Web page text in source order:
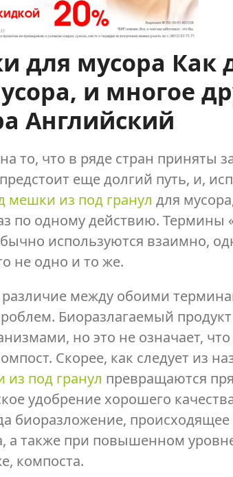
для мусора Как
и многое
Английский
то, что в ряде стран приняты
еще долгий путь, и,
мешки из под гранул для
по одному действию. Термины
используются взаимно,
не одно и то же.
между обоими
Биоразлагаемый
но это не означает,
Скорее, как следует из
под гранул превращаются
удобрение хорошего
биоразложение,
а также при повышенном
компоста.